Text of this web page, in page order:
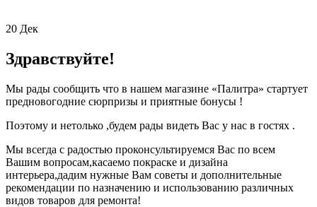
20 Дек
Здравствуйте!
Мы рады сообщить что в нашем магазине «Палитра» стартует
предновогодние сюрпризы и приятные бонусы !
Поэтому и нетолько ,будем рады видеть Вас у нас в гостях .
Мы всегда с радостью проконсультируемся Вас по всем
Вашим вопросам,касаемо покраске и дизайна
интерьера,дадим нужные Вам советы и дополнительные
рекомендации по назначению и использованию различных
видов товаров для ремонта!